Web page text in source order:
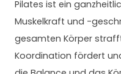
Pilates ist ein
Muskelkraft und -
gesamten Körper
Koordination fördert